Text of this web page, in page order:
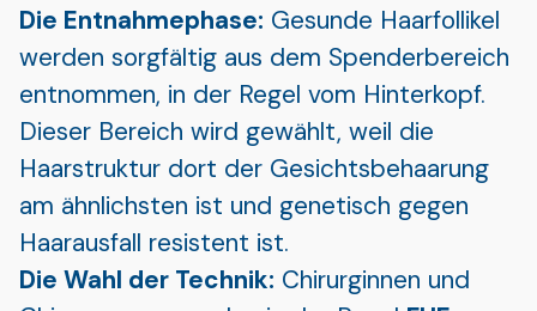
Die Entnahmephase: Gesunde Haarfollikel
werden sorgfältig aus dem Spenderbereich
entnommen, in der Regel vom Hinterkopf.
Dieser Bereich wird gewählt, weil die
Haarstruktur dort der Gesichtsbehaarung
am ähnlichsten ist und genetisch gegen
Haarausfall resistent ist.
Die Wahl der Technik: Chirurginnen und